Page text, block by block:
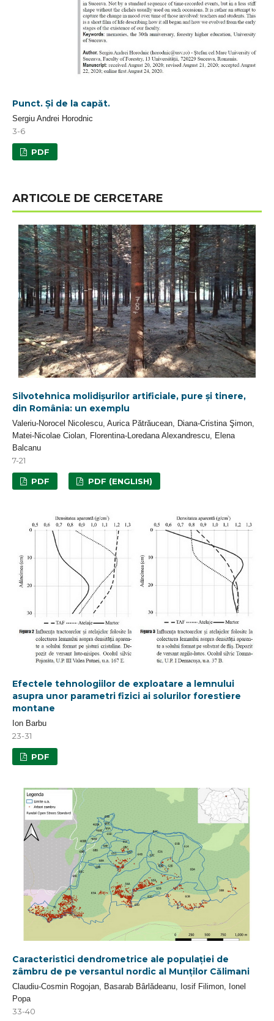
Punct. Şi de la capăt.
Sergiu Andrei Horodnic
3-6
PDF
ARTICOLE DE CERCETARE
Silvotehnica molidișurilor artificiale, pure și tinere,
din România: un exemplu
Valeriu-Norocel Nicolescu, Aurica Pătrăucean, Diana-Cristina Şimon,
Matei-Nicolae Ciolan, Florentina-Loredana Alexandrescu, Elena
Balcanu
7-21
PDF PDF (ENGLISH)
Efectele tehnologiilor de exploatare a lemnului
asupra unor parametri fizici ai solurilor forestiere
montane
Ion Barbu
23-31
PDF
Caracteristici dendrometrice ale populației de
zâmbru de pe versantul nordic al Munților Călimani
Claudiu-Cosmin Rogojan, Basarab Bârlădeanu, Iosif Filimon, Ionel
Popa
33-40